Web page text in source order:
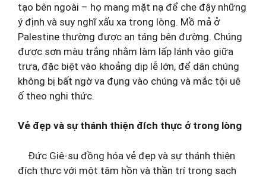
tạo bên ngoài – họ mang mặt nạ để che đậy những
ý định và suy nghĩ xấu xa trong lòng. Mồ mả ở
Palestine thường được an táng bên đường. Chúng
được sơn màu trắng nhằm làm lấp lánh vào giữa
trưa, đặc biệt vào khoảng dịp lễ lớn, để dân chúng
không bị bất ngờ va đụng vào chúng và mắc tội uê
ố theo nghi thức.
Vẻ đẹp và sự thánh thiện đích thực ở trong lòng
Đức Giê-su đồng hóa vẻ đẹp và sự thánh thiện
đích thực với một tâm hồn và thần trí trong sạch